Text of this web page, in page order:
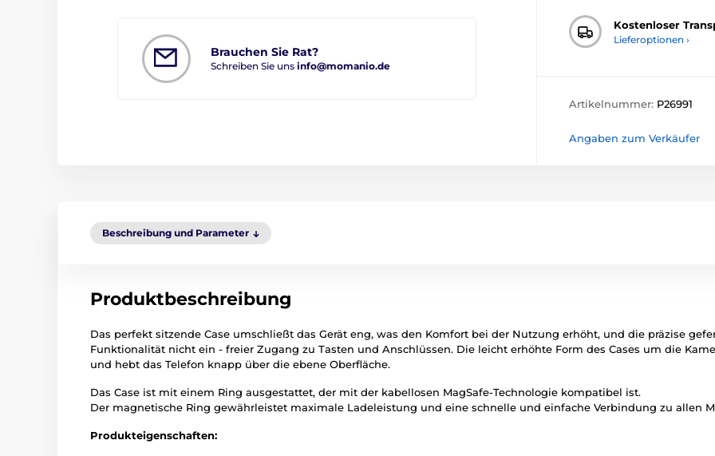
Brauchen Sie Rat?
Schreiben Sie uns info@momanio.de
Kostenloser
Lieferoptionen ›
Artikelnummer: P26991
Angaben zum Verkäufer
Beschreibung und Parameter
Produktbeschreibung
Das perfekt sitzende Case umschließt das Gerät eng, was den Komfort bei der Nutzung erhöht, und die präzise
Funktionalität nicht ein - freier Zugang zu Tasten und Anschlüssen. Die leicht erhöhte Form des Cases um die
und hebt das Telefon knapp über die ebene Oberfläche.
Das Case ist mit einem Ring ausgestattet, der mit der kabellosen MagSafe-Technologie kompatibel ist.
Der magnetische Ring gewährleistet maximale Ladeleistung und eine schnelle und einfache Verbindung zu allen
Produkteigenschaften: